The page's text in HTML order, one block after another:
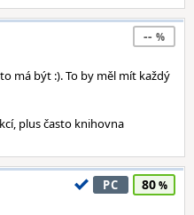
--
to má být :). To by měl mít každý
plus často knihovna
PC 80